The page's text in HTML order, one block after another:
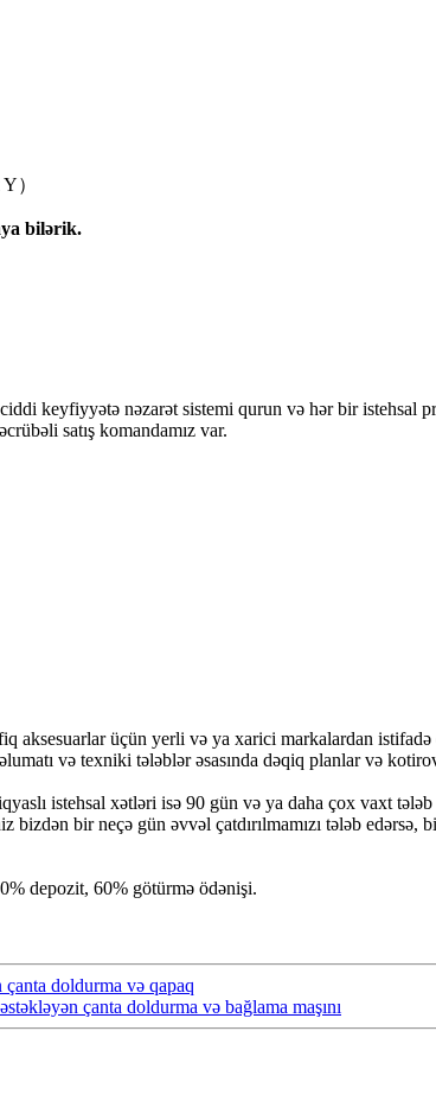
）
bilərik.
keyfiyyətə nəzarət sistemi qurun və hər bir istehsal
satış komandamız var.
üçün yerli və ya xarici markalardan istifadə
və texniki tələblər əsasında dəqiq planlar və
istehsal xətləri isə 90 gün və ya daha çox vaxt
bizdən bir neçə gün əvvəl çatdırılmamızı tələb
depozit, 60% götürmə ödənişi.
doldurma və qapaq
çanta doldurma və bağlama maşını